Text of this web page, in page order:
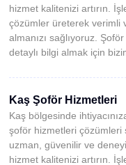
hizmet kalitenizi artırın.
çözümler üreterek verimli
almanızı sağlıyoruz.
detaylı bilgi almak için
Kaş Şoför Hizmetleri
Kaş bölgesinde
şoför hizmetleri çözümleri
uzman, güvenilir ve
hizmet kalitenizi artırın.